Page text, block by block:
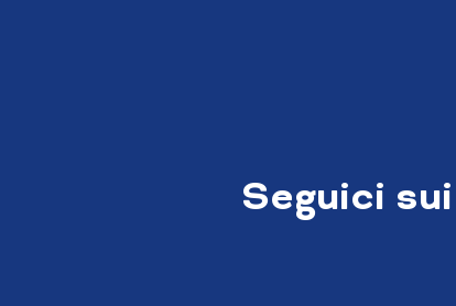
Seguici